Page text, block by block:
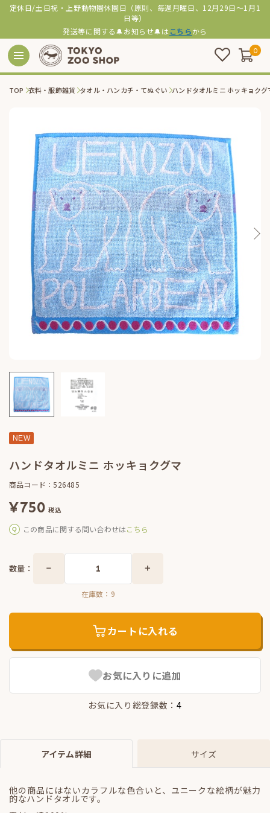
定休日/土日祝・上野動物園休園日（原則、毎週月曜日、12月29日～1月1
日等）
発送等に関する🔔お知らせ🔔は こちらから
0
TOP 衣料・服飾雑貨 タオル・ハンカチ・てぬぐい ハンドタオルミニ ホッキョクグ
NEW
ハンドタオルミニ ホッキョクグマ
商品コード：526485
¥750 税込
この商品に関する問い合わせはこちら
お気に入りに追加
お気に入り総登録数：4
数量：
在庫数： 9
カートに入れる
アイテム詳細 サイズ
他の商品にはないカラフルな色合いと、ユニークな絵柄が魅力
的なハンドタオルです。